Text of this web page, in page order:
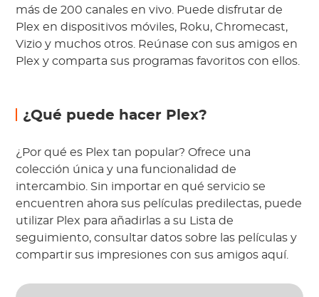
más de 200 canales en vivo. Puede disfrutar de
Plex en dispositivos móviles, Roku, Chromecast,
Vizio y muchos otros. Reúnase con sus amigos en
Plex y comparta sus programas favoritos con ellos.
¿Qué puede hacer Plex?
¿Por qué es Plex tan popular? Ofrece una
colección única y una funcionalidad de
intercambio. Sin importar en qué servicio se
encuentren ahora sus películas predilectas, puede
utilizar Plex para añadirlas a su Lista de
seguimiento, consultar datos sobre las películas y
compartir sus impresiones con sus amigos aquí.